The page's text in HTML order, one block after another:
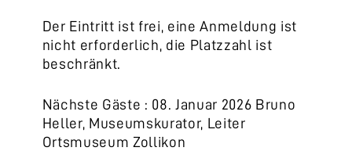
Der Eintritt ist frei, eine Anmeldung ist
nicht erforderlich, die Platzzahl ist
beschränkt.
Nächste Gäste : 08. Januar 2026 Bruno
Heller, Museumskurator, Leiter
Ortsmuseum Zollikon